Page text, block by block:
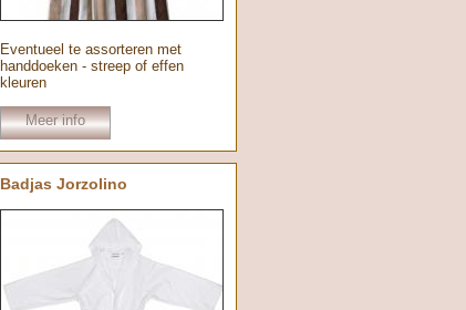
Eventueel te assorteren met
handdoeken - streep of effen
kleuren
Meer info
Badjas Jorzolino